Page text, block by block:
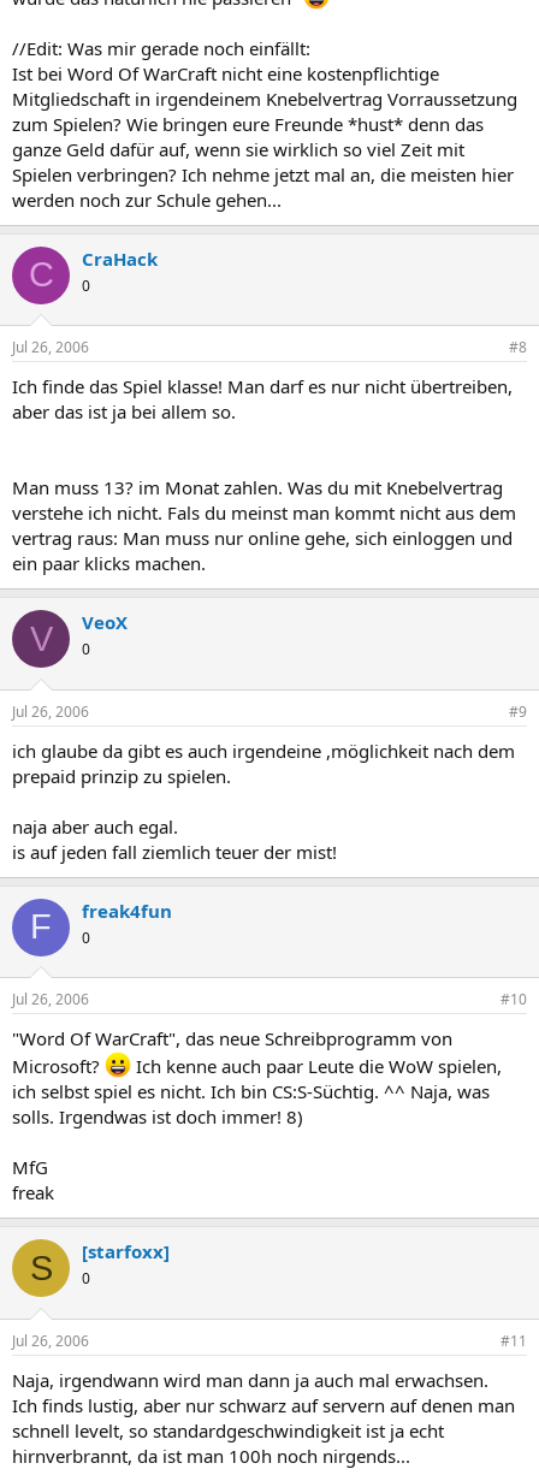
//Edit: Was mir gerade noch einfällt:
Ist bei Word Of WarCraft nicht eine kostenpflichtige
Mitgliedschaft in irgendeinem Knebelvertrag Vorraussetzung
zum Spielen? Wie bringen eure Freunde *hust* denn das
ganze Geld dafür auf, wenn sie wirklich so viel Zeit mit
Spielen verbringen? Ich nehme jetzt mal an, die meisten hier
werden noch zur Schule gehen...
C CraHack
0
Jul 26, 2006 #8
Ich finde das Spiel klasse! Man darf es nur nicht übertreiben,
aber das ist ja bei allem so.
Man muss 13? im Monat zahlen. Was du mit Knebelvertrag
verstehe ich nicht. Fals du meinst man kommt nicht aus dem
vertrag raus: Man muss nur online gehe, sich einloggen und
ein paar klicks machen.
V VeoX
0
Jul 26, 2006 #9
ich glaube da gibt es auch irgendeine ,möglichkeit nach dem
prepaid prinzip zu spielen.
naja aber auch egal.
is auf jeden fall ziemlich teuer der mist!
F freak4fun
0
Jul 26, 2006 #10
"Word Of WarCraft", das neue Schreibprogramm von
Microsoft?
Ich kenne auch paar Leute die WoW spielen,
ich selbst spiel es nicht. Ich bin CS:S-Süchtig. ^^ Naja, was
solls. Irgendwas ist doch immer! 8)
MfG
freak
S [starfoxx]
0
Jul 26, 2006 #11
Naja, irgendwann wird man dann ja auch mal erwachsen.
Ich finds lustig, aber nur schwarz auf servern auf denen man
schnell levelt, so standardgeschwindigkeit ist ja echt
hirnverbrannt, da ist man 100h noch nirgends...